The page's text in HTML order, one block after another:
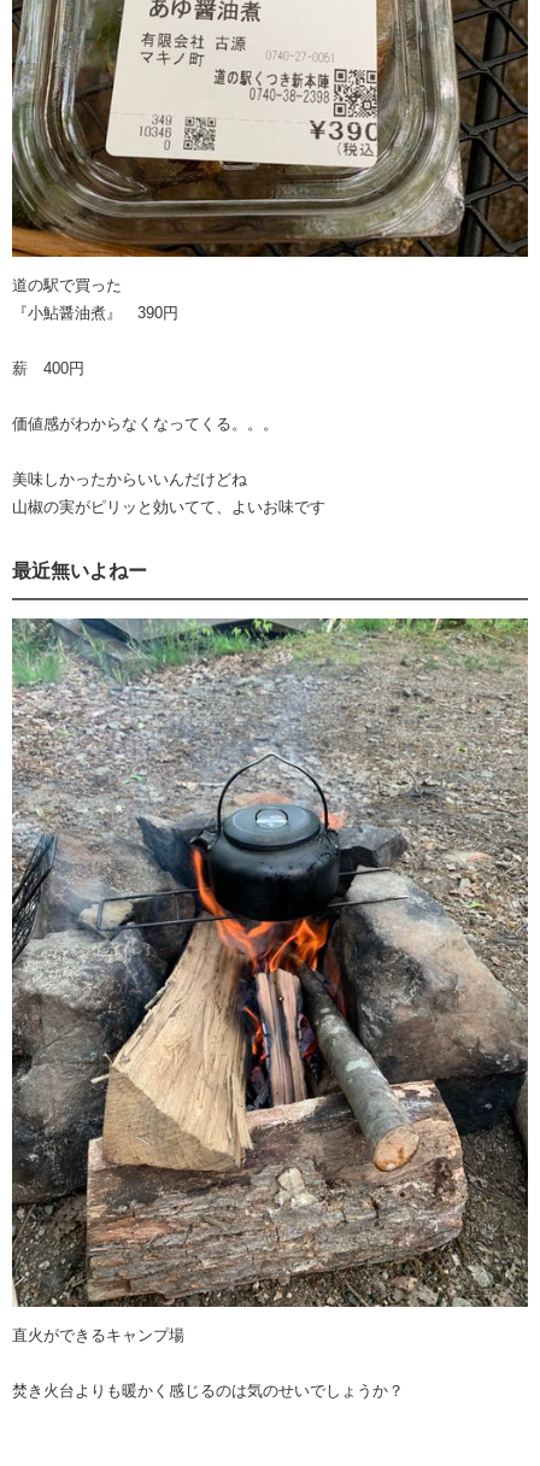
道の駅で買った
『小鮎醤油煮』 390円
薪 400円
価値感がわからなくなってくる。。。
美味しかったからいいんだけどね
山椒の実がピリッと効いてて、よいお味です
最近無いよねー
直火ができるキャンプ場
焚き火台よりも暖かく感じるのは気のせいでしょうか？